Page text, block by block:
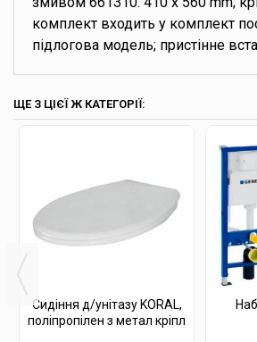
комплект входить у комплект
підлогова модель; пристінне
ЩЕ З ЦІЄЇ Ж КАТЕГОРІЇ:
Сидіння д/унітазу KORAL,
поліпропілен з метал кріпл